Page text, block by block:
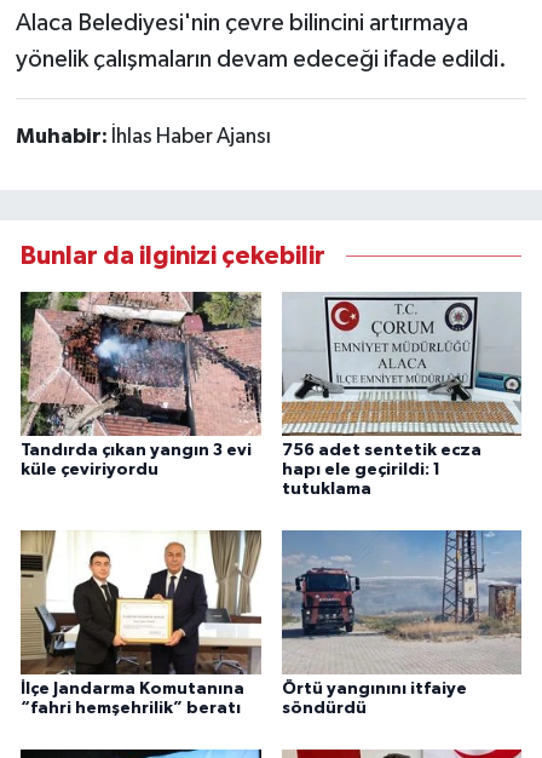
Alaca Belediyesi'nin çevre bilincini artırmaya
yönelik çalışmaların devam edeceği ifade edildi.
Muhabir: İhlas Haber Ajansı
Bunlar da ilginizi çekebilir
Tandırda çıkan yangın 3 evi
küle çeviriyordu
756 adet sentetik ecza
hapı ele geçirildi: 1
tutuklama
İlçe Jandarma Komutanına
“fahri hemşehrilik” beratı
Örtü yangınını itfaiye
söndürdü